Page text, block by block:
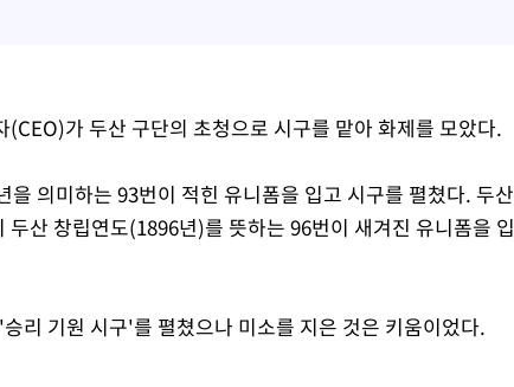
가 두산 구단의 초청으로 시구를 맡아 화제를 모았다.
의미하는 93번이 적힌 유니폼을 입고 시구를 펼쳤다. 두산
산 창립연도(1896년)를 뜻하는 96번이 새겨진 유니폼을 입
리 기원 시구'를 펼쳤으나 미소를 지은 것은 키움이었다.